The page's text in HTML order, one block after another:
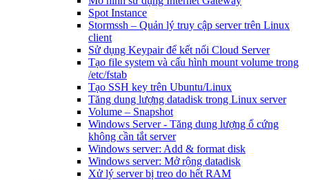
Spot Instance
Stormssh – Quản lý truy cập server trên Linux
client
Sử dụng Keypair để kết nối Cloud Server
Tạo file system và cấu hình mount volume trong
/etc/fstab
Tạo SSH key trên Ubuntu/Linux
Tăng dung lượng datadisk trong Linux server
Volume – Snapshot
Windows Server - Tăng dung lượng ổ cứng
không cần tắt server
Windows server: Add & format disk
Windows server: Mở rộng datadisk
Xử lý server bị treo do hết RAM